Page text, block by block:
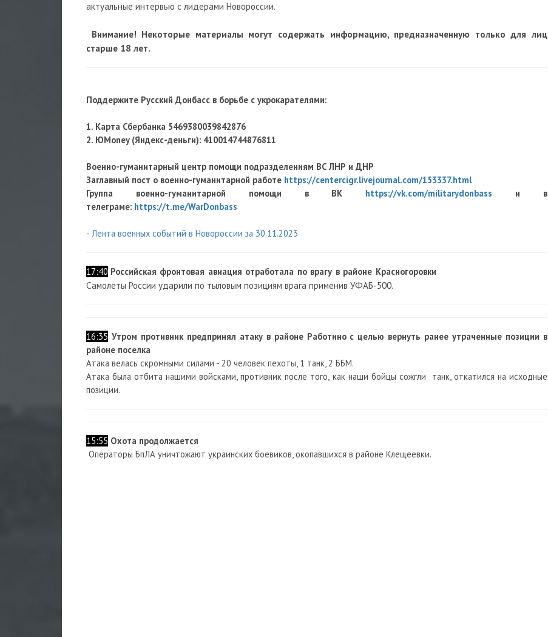
актуальные интервью с лидерами Новороссии.
Внимание! Некоторые материалы могут содержать информацию, предназначенную только для лиц
старше 18 лет.
Поддержите Русский Донбасс в борьбе с укрокарателями:
1. Карта Сбербанка 5469380039842876
2. ЮMoney (Яндекс-деньги): 410014744876811
Военно-гуманитарный центр помощи подразделениям ВС ЛНР и ДНР
Заглавный пост о военно-гуманитарной работе https://centercigr.livejournal.com/153337.html
Группа военно-гуманитарной помощи в ВК https://vk.com/militarydonbass и в
телеграме: https://t.me/WarDonbass
- Лента военных событий в Новороссии за 30.11.2023
17:40 Российская фронтовая авиация отработала по врагу в районе Красногоровки
Самолеты России ударили по тыловым позициям врага применив УФАБ-500.
16:35 Утром противник предпринял атаку в районе Работино с целью вернуть ранее утраченные позиции в
районе поселка
Атака велась скромными силами - 20 человек пехоты, 1 танк, 2 ББМ.
Атака была отбита нашими войсками, противник после того, как наши бойцы сожгли танк, откатился на исходные
позиции.
15:55 Охота продолжается
Операторы БпЛА уничтожают украинских боевиков, окопавшихся в районе Клещеевки.